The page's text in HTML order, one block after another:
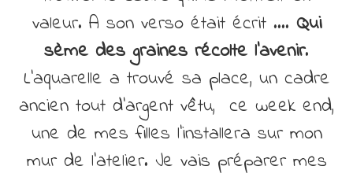
valeur. A son verso était écrit …. Qui
sème des graines récolte l’avenir.
L’aquarelle a trouvé sa place, un cadre
ancien tout d’argent vêtu, ce week end,
une de mes filles l’installera sur mon
mur de l’atelier. Je vais préparer mes